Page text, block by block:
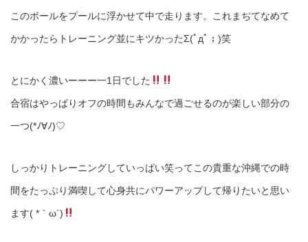
このボールをプールに浮かせて中で走ります。これまぢてなめて
かかったらトレーニング並にキツかったΣ(ﾟдﾟ；)笑
とにかく濃いーーー一1日でした
合宿はやっぱりオフの時間もみんなで過ごせるのが楽しい部分の
一つ(*ﾉ∀ﾉ)♡
しっかりトレーニングしていっぱい笑ってこの貴重な沖縄での時
間をたっぷり満喫して心身共にパワーアップして帰りたいと思い
ます( *｀ω´)